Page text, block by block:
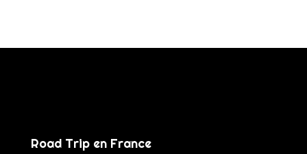
Road Trip en France